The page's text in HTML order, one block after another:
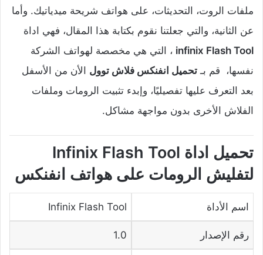
ملفات الروت، التحديثات، على هواتف شريحة ميدياتيك. وأما
عن الثانية، والتي جعلتنا نقوم بكتابة هذا المقال، فهي اداة
infinix Flash Tool ، التي هي مخصصة لهواتف الشركة
نفسها، قم بـ تحميل انفنكس فلاش توول الأن من الأسفل
بعد التعرف عليها تفصيليًا، وإبدء تثبيت الرومات وملفات
الفلاش الأخرى بدون مواجهة مشاكل.
تحميل اداة Infinix Flash Tool
لتفليش الرومات على هواتف انفنكس
اسم الأداة Infinix Flash Tool
رقم الإصدار 1.0